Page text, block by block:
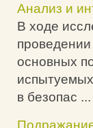
Анализ и
В ходе
проведении
основных
в безопас ...